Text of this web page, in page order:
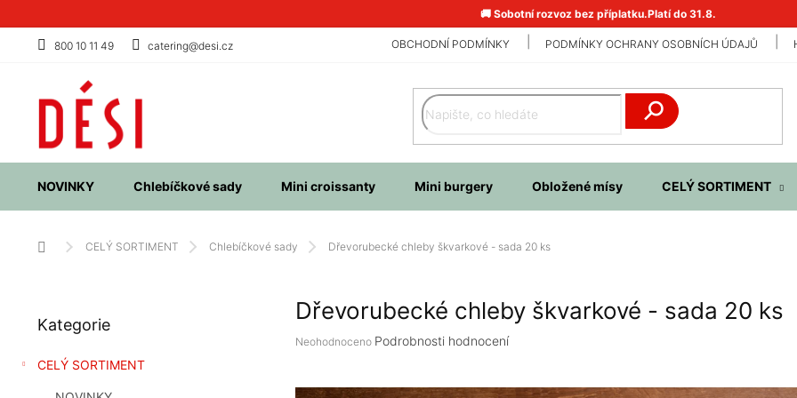
na
🚚 Sobotní rozvoz bez příplatku.Platí do 31.8.
800 10 11 49 catering@desi.cz OBCHODNÍ PODMÍNKY PODMÍNKY OCHRANY OSOBNÍCH ÚDAJŮ
NOVINKY Chlebíčkové sady Mini croissanty Mini burgery Obložené mísy CELÝ SORTIMENT
Domů CELÝ SORTIMENT Chlebíčkové sady Dřevorubecké chleby škvarkové - sada 20 ks
s
r
kategorie
Kategorie
CELÝ SORTIMENT
Dřevorubecké chleby škvarkové - sada 20 ks
Průměrné
je
Neohodnoceno Podrobnosti hodnocení